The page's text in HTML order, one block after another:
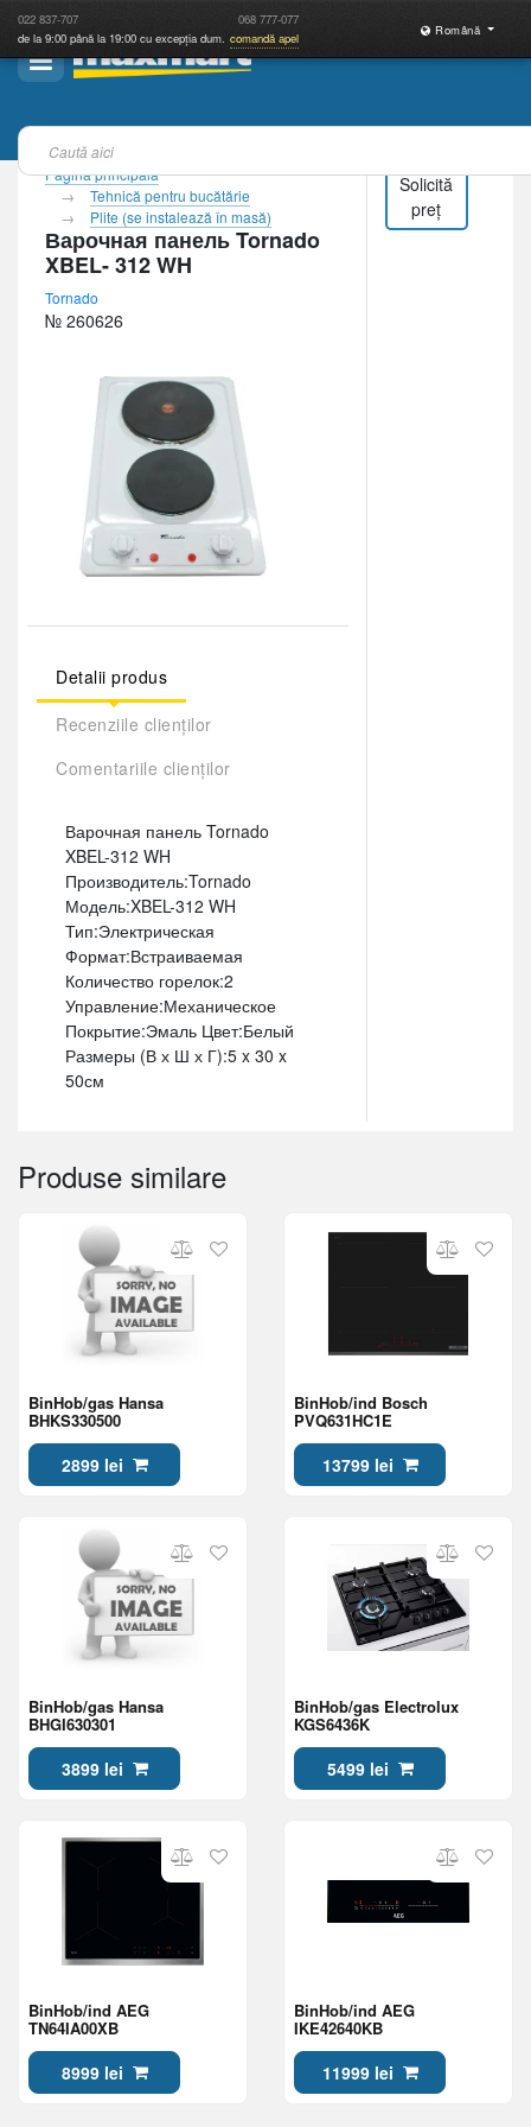
022 837-707 068 777-077
de la 9:00 până la 19:00 cu excepția dum. comandă apel
Română
Pagina principală
Tehnică pentru bucătărie
Plite (se instalează în masă)
Варочная панель Tornado
XBEL- 312 WH
Tornado
№ 260626
Detalii produs
Recenziile clienților
Comentariile clienților
Варочная панель Tornado
XBEL-312 WH
Производитель:Tornado
Модель:XBEL-312 WH
Тип:Электрическая
Формат:Встраиваемая
Количество горелок:2
Управление:Механическое
Покрытие:Эмаль Цвет:Белый
Размеры (В х Ш х Г):5 x 30 x
50см
Solicită
preț
Produse similare
BinHob/gas Hansa
BHKS330500
2899 lei
BinHob/ind Bosch
PVQ631HC1E
13799 lei
BinHob/gas Hansa
BHGI630301
3899 lei
BinHob/gas Electrolux
KGS6436K
5499 lei
BinHob/ind AEG
TN64IA00XB
8999 lei
BinHob/ind AEG
IKE42640KB
11999 lei